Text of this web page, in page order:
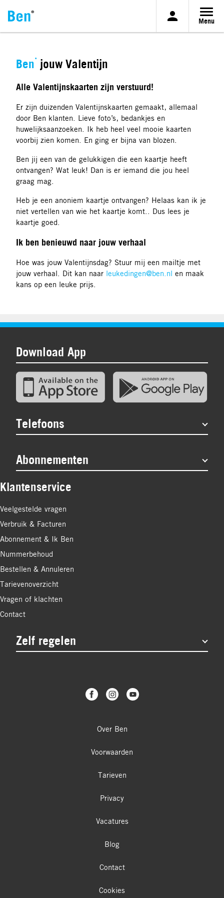
inhoud
Menu
Ben® jouw Valentijn
Alle Valentijnskaarten zijn verstuurd!
Er zijn duizenden Valentijnskaarten gemaakt, allemaal
door Ben klanten. Lieve foto’s, bedankjes en
huwelijksaanzoeken. Ik heb heel veel mooie kaarten
voorbij zien komen. En ging er bijna van blozen.
Ben jij een van de gelukkigen die een kaartje heeft
ontvangen? Wat leuk! Dan is er iemand die jou heel
graag mag.
Heb je een anoniem kaartje ontvangen? Helaas kan ik je
niet vertellen van wie het kaartje komt.. Dus lees je
kaartje goed.
Ik ben benieuwd naar jouw verhaal
Hoe was jouw Valentijnsdag? Stuur mij een mailtje met
jouw verhaal. Dit kan naar leukedingen@ben.nl en maak
kans op een leuke prijs.
Telefoons
Abonnementen
Klantenservice
Veelgestelde vragen
Verbruik & Facturen
Abonnement & Ik Ben
Nummerbehoud
Bestellen & Annuleren
Tarievenoverzicht
Vragen of klachten
Contact
Zelf regelen
Download App
Over Ben
Voorwaarden
Tarieven
Privacy
Vacatures
Blog
Contact
Cookies